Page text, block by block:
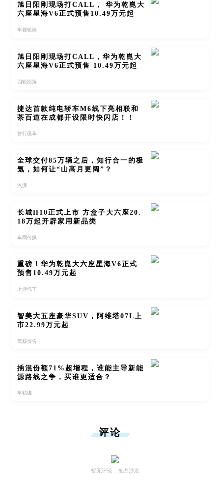
旭日阳刚现场打CALL， 华为乾崑大
六座星海V6正式预售10.49万元起
车视轮谈
旭日阳刚现场打CALL，华为乾崑大
六座星海V6正式预售 10.49万元起
四轮部落
捷达首款纯电轿车M6线下亮相联和
茶百道在成都开设限时快闪店！！
智行侃车
全球交付85万辆之后，知行合一的极
氪，如何让“山高月更阔”？
汽湃
长城H10正式上市 方盒子大六座20.
18万起开辟家用新品类
车网传媒
重磅！华为乾崑大六座星海V6正式
预售10.49万元起
上游汽车
智美大五座豪华SUV，阿维塔07L上
市22.99万元起
驾核报告
插混份额71%超增程，谁能主导新能
源路线之争，买谁更适合？
车轱辘
评论
暂无评论，抢占沙发